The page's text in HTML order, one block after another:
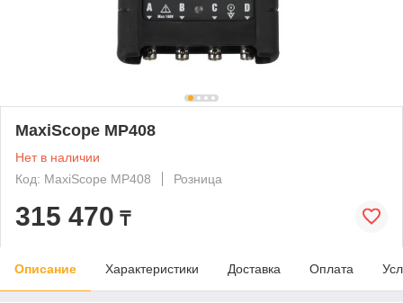
MaxiScope MP408
Нет в наличии
Код: MaxiScope MP408
Розница
315 470 ₸
Описание Характеристики Доставка Оплата